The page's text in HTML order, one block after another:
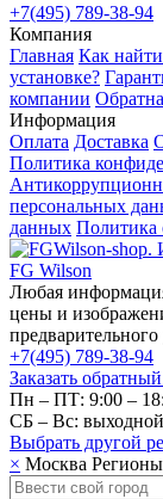
+7(495) 789-38-94
Компания
Главная Как
установке?
компании
Информация
Оплата Доставка
Политика
персональных
данных Политика
Любая
цены и
+7(495) 789-38-94
Заказать
Пн – ПТ: 9:00 –
СБ – Вс:
Выбрать другой
× Москва